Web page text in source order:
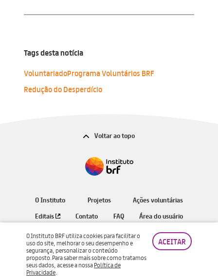
Tags desta notícia
VoluntariadoPrograma Voluntários BRF
Redução do Desperdício
Voltar ao topo
O Instituto Projetos
Ações voluntárias
Editais
Contato FAQ Área do usuário
Instituto BRF © Todos os direitos reservados.
Política de Privacidade
O Instituto BRF utiliza cookies para facilitar o
uso do site, melhorar o seu desempenho e
segurança, personalizar o conteúdo
proposto.Para saber mais sobre como tratamos
seus dados, acesse a nossaPolítica de
Privacidade.
ACEITAR